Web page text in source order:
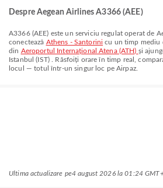
Despre Aegean Airlines A3366 (AEE)
A3366(AEE) este un serviciu regulat operat de
conectează Athens - Santorini cu un timp mediu
din Aeroportul Internațional Atena (ATH) și
Istanbul (IST)
. Răsfoiți orare în timp real,
locul — totul într-un singur loc pe Airpaz.
Ultima actualizare pe4 august 2026 la 01:24